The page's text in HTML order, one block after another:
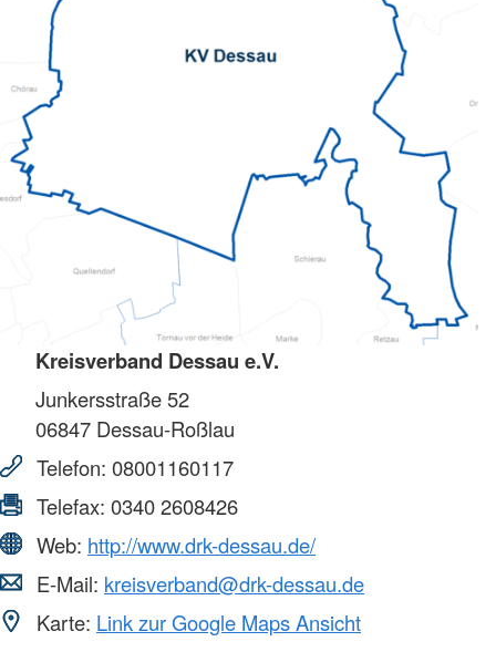
Kreisverband Dessau e.V.
Junkersstraße 52
06847 Dessau-Roßlau
Telefon: 08001160117
Telefax: 0340 2608426
Web: http://www.drk-dessau.de/
E-Mail: kreisverband@drk-dessau.de
Karte: Link zur Google Maps Ansicht